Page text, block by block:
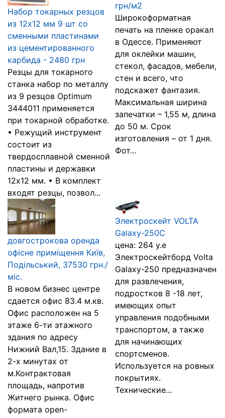
Набор токарных резцов
из 12х12 мм 9 шт со
сменными пластинами
из цементированного
карбида - 2480 грн
Резцы для токарного
станка набор по металлу
из 9 резцов Optimum
3444011 применяется
при токарной обработке.
• Режущий инструмент
состоит из
твердосплавной сменной
пластины и державки
12х12 мм. • В комплект
входят резцы, позвол...
грн/м2
Широкоформатная
печать на пленке оракал
в Одессе. Применяют
для оклейки машин,
стекол, фасадов, мебели,
стен и всего, что
подскажет фантазия.
Максимальная ширина
запечатки – 1,55 м, длина
до 50 м. Срок
изготовления – от 1 дня.
Фот...
довгострокова оренда
офісне приміщення Київ,
Подільський, 37530 грн./
міс.
В новом бизнес центре
сдается офис 83.4 м.кв.
Офис расположен на 5
этаже 6-ти этажного
здания по адресу
Нижний Вал,15. Здание в
2-х минутах от
м.Контрактовая
площадь, напротив
Житнего рынка. Офис
формата open-
Электроскейт VOLTA
Galaxy-250C
цена: 264 у.е
Электроскейтборд Volta
Galaxy-250 предназначен
для развлечения,
подростков 8 -18 лет,
имеющих опыт
управления подобными
транспортом, а также
для начинающих
спортсменов.
Используется на ровных
покрытиях.
Технические...